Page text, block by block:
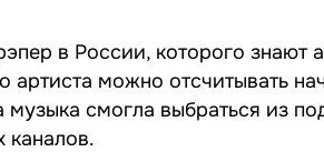
в России, которого знают
артиста можно отсчитывать
смогла выбраться из
каналов.